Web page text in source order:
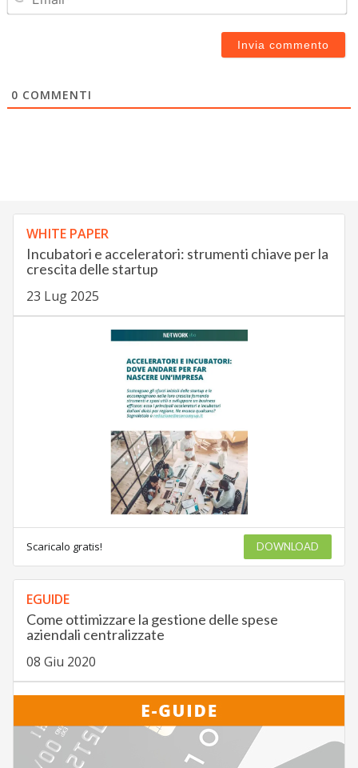
0 COMMENTI
WHITE PAPER
Incubatori e acceleratori: strumenti chiave per la
crescita delle startup
23 Lug 2025
Scaricalo gratis! DOWNLOAD
EGUIDE
Come ottimizzare la gestione delle spese
aziendali centralizzate
08 Giu 2020